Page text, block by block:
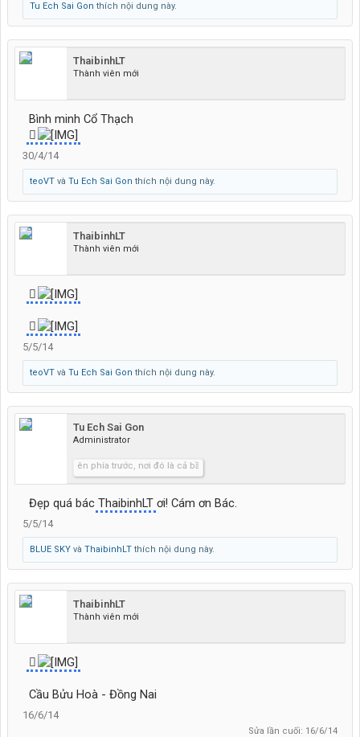
Tu Ech Sai Gon thích nội dung này.
ThaibinhLT
Thành viên mới
Bình minh Cổ Thạch
30/4/14
teoVT và Tu Ech Sai Gon thích nội dung này.
ThaibinhLT
Thành viên mới
5/5/14
teoVT và Tu Ech Sai Gon thích nội dung này.
Tu Ech Sai Gon
Administrator
Hãy lái lên phía trước, nơi đó là cả bầu trời xanh.....
Đẹp quá bác ThaibinhLT ơi! Cám ơn Bác.
5/5/14
BLUE SKY và ThaibinhLT thích nội dung này.
ThaibinhLT
Thành viên mới
Cầu Bửu Hoà - Đồng Nai
16/6/14
Sửa lần cuối: 16/6/14